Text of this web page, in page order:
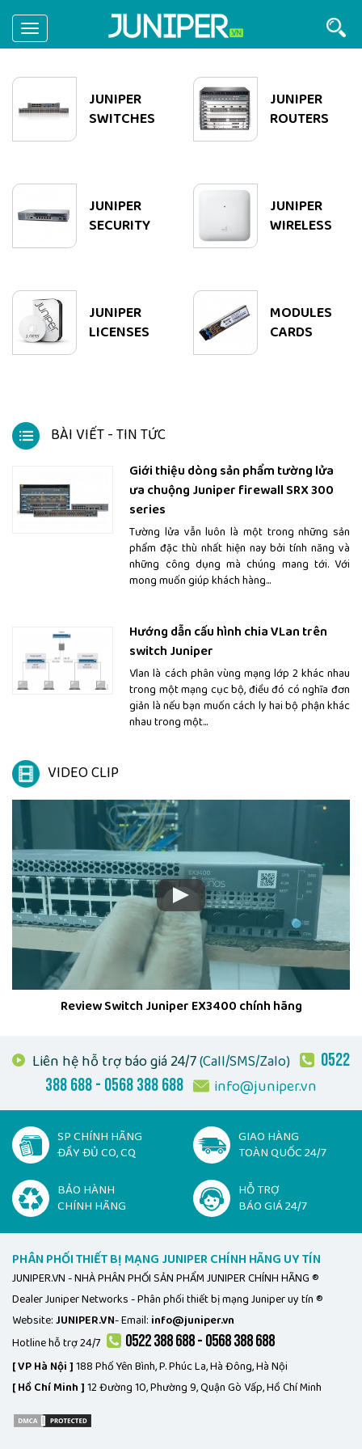
Toggle
navigation
JUNIPER
SWITCHES
JUNIPER
ROUTERS
JUNIPER
SECURITY
JUNIPER
WIRELESS
JUNIPER
LICENSES
MODULES
CARDS
BÀI VIẾT - TIN TỨC
Giới thiệu dòng sản phẩm tường lửa
ưa chuộng Juniper firewall SRX 300
series
Tường lửa vẫn luôn là một trong những sản
phẩm đặc thù nhất hiện nay bởi tính năng và
những công dụng mà chúng mang tới. Với
mong muốn giúp khách hàng...
Hướng dẫn cấu hình chia VLan trên
switch Juniper
Vlan là cách phân vùng mạng lớp 2 khác nhau
trong một mạng cục bộ, điều đó có nghĩa đơn
giản là nếu bạn muốn cách ly hai bộ phận khác
nhau trong một...
VIDEO CLIP
Review Switch Juniper EX3400 chính hãng
Liên hệ hỗ trợ báo giá 24/7(Call/SMS/Zalo)
0522
388 688 - 0568 388 688
info@juniper.vn
SP CHÍNH HÃNG
ĐẦY ĐỦ CO, CQ
GIAO HÀNG
TOÀN QUỐC 24/7
BẢO HÀNH
CHÍNH HÃNG
HỖ TRỢ
BÁO GIÁ 24/7
PHÂN PHỐI THIẾT BỊ MẠNG JUNIPER CHÍNH HÃNG UY TÍN
JUNIPER.VN - NHÀ PHÂN PHỐI SẢN PHẨM JUNIPER CHÍNH HÃNG ®
Dealer Juniper Networks - Phân phối thiết bị mạng Juniper uy tín ®
Website:JUNIPER.VN- Email: info@juniper.vn
Hotline hỗ trợ 24/7
0522 388 688 - 0568 388 688
[ VP Hà Nội ]188 Phố Yên Bình, P. Phúc La, Hà Đông, Hà Nội
[ Hồ Chí Minh ]12 Đường 10, Phường 9, Quận Gò Vấp, Hồ Chí Minh